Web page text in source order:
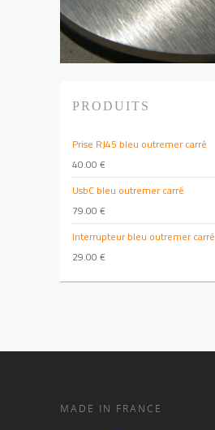
PRODUITS
Prise RJ45 bleu outremer carré
40.00 €
UsbC bleu outremer carré
79.00 €
Interrupteur bleu outremer carré
29.00 €
MADE IN FRANCE